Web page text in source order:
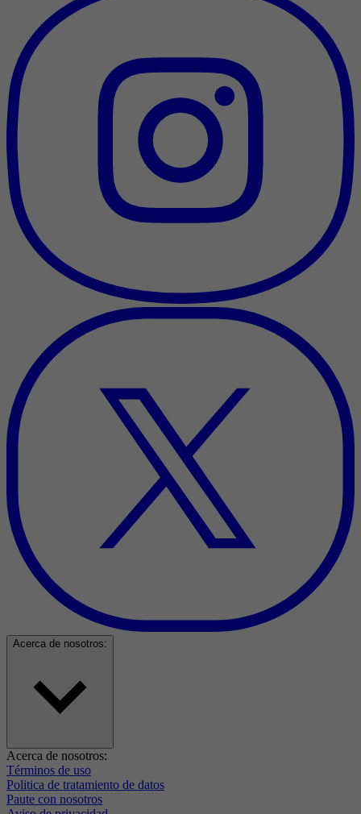
Acerca de nosotros:
Acerca de nosotros:
Términos de uso
Politica de tratamiento de datos
Paute con nosotros